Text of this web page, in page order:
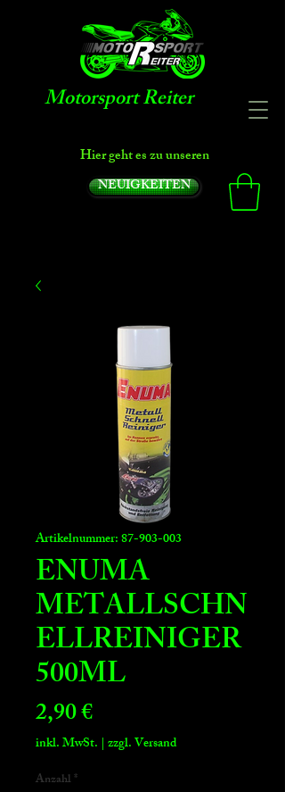
Motorsport Reiter
Hier geht es zu unseren
NEUIGKEITEN
Artikelnummer: 87-903-003
ENUMA
METALLSCHN
ELLREINIGER
500ML
2,90 €Preis
inkl. MwSt. | zzgl. Versand
Anzahl*